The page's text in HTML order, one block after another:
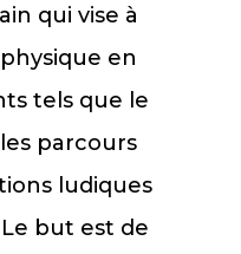
qui vise à
en
tels que le
parcours
ludiques
but est de